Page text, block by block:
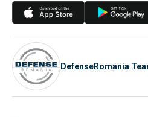
DefenseRomania